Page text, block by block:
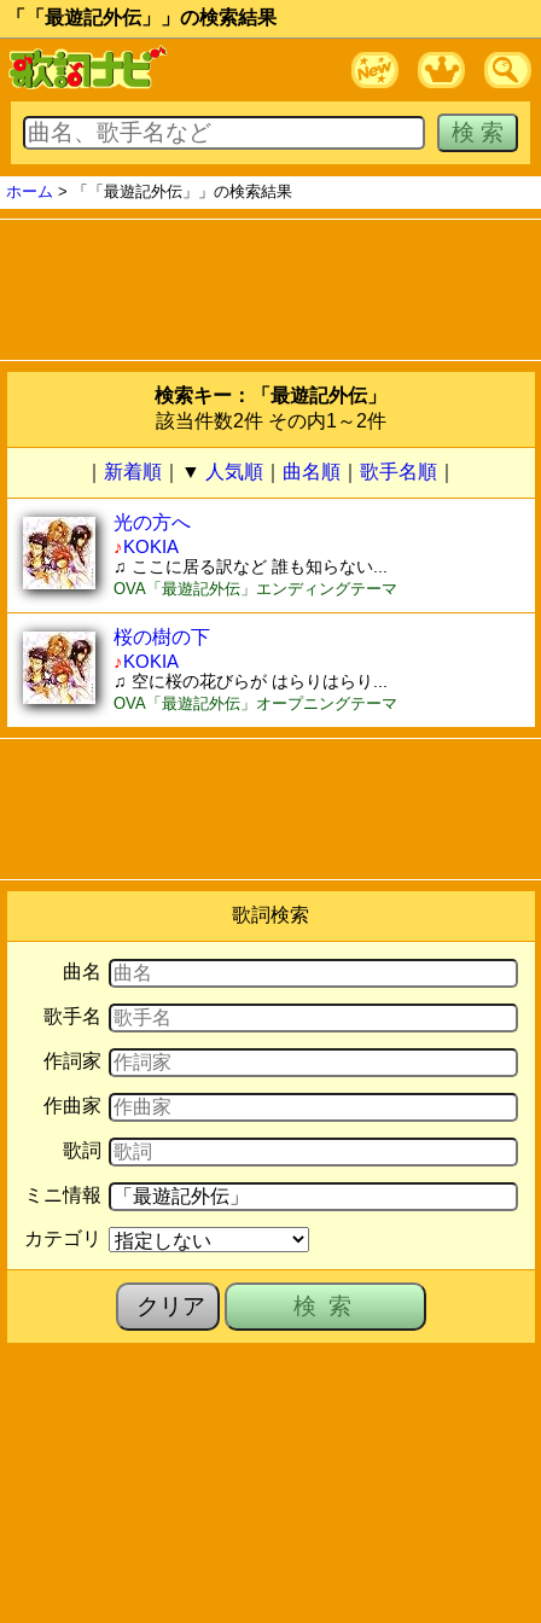
「「最遊記外伝」」の検索結果
ホーム > 「「最遊記外伝」」の検索結果
検索キー：「最遊記外伝」
該当件数2件 その内1～2件
新着順 ｜▼ 人気順 曲名順 歌手名順
光の方へ
♪KOKIA
♫ ここに居る訳など 誰も知らない...
OVA「最遊記外伝」エンディングテーマ
桜の樹の下
♪KOKIA
♫ 空に桜の花びらが はらりはらり...
OVA「最遊記外伝」オープニングテーマ
歌詞検索
曲名
歌手名
作詞家
作曲家
歌詞
ミニ情報
カテゴリ
クリア